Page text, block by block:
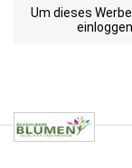
Um dieses